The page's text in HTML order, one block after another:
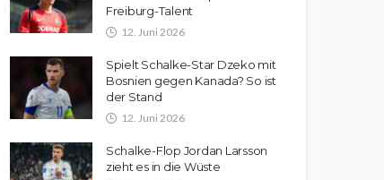
Freiburg-Talent
12. Juni 2026
Spielt Schalke-Star Dzeko mit
Bosnien gegen Kanada? So ist
der Stand
12. Juni 2026
Schalke-Flop Jordan Larsson
zieht es in die Wüste